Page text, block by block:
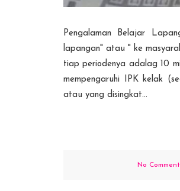
Pengalaman Belajar
lapangan" atau " ke
tiap periodenya adalag 10
mempengaruhi IPK kelak
atau yang disingkat...
No